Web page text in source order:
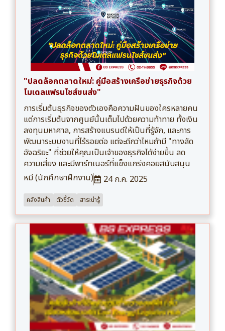
"ปลดล็อกตลาดใหม่: คู่มือสร้างเครือข่ายธุรกิจด้วย
โมเดลแฟรนไชส์ขนส่ง"
การเริ่มต้นธุรกิจของตัวเองคือความฝันของใครหลายคน
แต่การเริ่มต้นจากศูนย์นั้นเต็มไปด้วยความท้าทาย ทั้งเงิน
ลงทุนมหาศาล, การสร้างแบรนด์ให้เป็นที่รู้จัก, และการ
พัฒนาระบบงานที่ไร้รอยต่อ แต่จะดีกว่าไหมถ้ามี "ทางลัด
อัจฉริยะ" ที่ช่วยให้คุณเป็นเจ้าของธุรกิจได้ง่ายขึ้น ลด
ความเสี่ยง และมีพาร์ทเนอร์ที่แข็งแกร่งคอยสนับสนุน
หมี (นักศึกษาฝึกงาน)
24 ก.ค. 2025
คลังสินค้า ตัวชี้วัด สาระน่ารู้